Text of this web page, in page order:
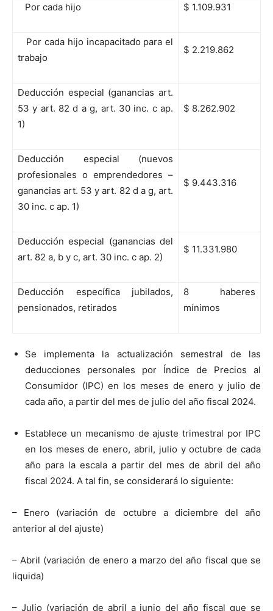
Por cada hijo $ 1.109.931
Por cada hijo incapacitado para el
trabajo
$ 2.219.862
Deducción especial (ganancias art.
53 y art. 82 d a g, art. 30 inc. c ap.
1)
$ 8.262.902
Deducción especial (nuevos
profesionales o emprendedores –
ganancias art. 53 y art. 82 d a g, art.
30 inc. c ap. 1)
$ 9.443.316
Deducción especial (ganancias del
art. 82 a, b y c, art. 30 inc. c ap. 2)
$ 11.331.980
Deducción específica jubilados,
pensionados, retirados
8 haberes
mínimos
Se implementa la actualización semestral de las
deducciones personales por Índice de Precios al
Consumidor (IPC) en los meses de enero y julio de
cada año, a partir del mes de julio del año fiscal 2024.
Establece un mecanismo de ajuste trimestral por IPC
en los meses de enero, abril, julio y octubre de cada
año para la escala a partir del mes de abril del año
fiscal 2024. A tal fin, se considerará lo siguiente:
– Enero (variación de octubre a diciembre del año
anterior al del ajuste)
– Abril (variación de enero a marzo del año fiscal que se
liquida)
– Julio (variación de abril a junio del año fiscal que se